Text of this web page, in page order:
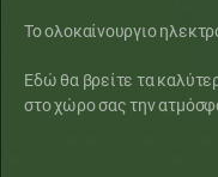
Το ολοκαίνουργιο
Εδώ θα βρείτε τα
στο χώρο σας την